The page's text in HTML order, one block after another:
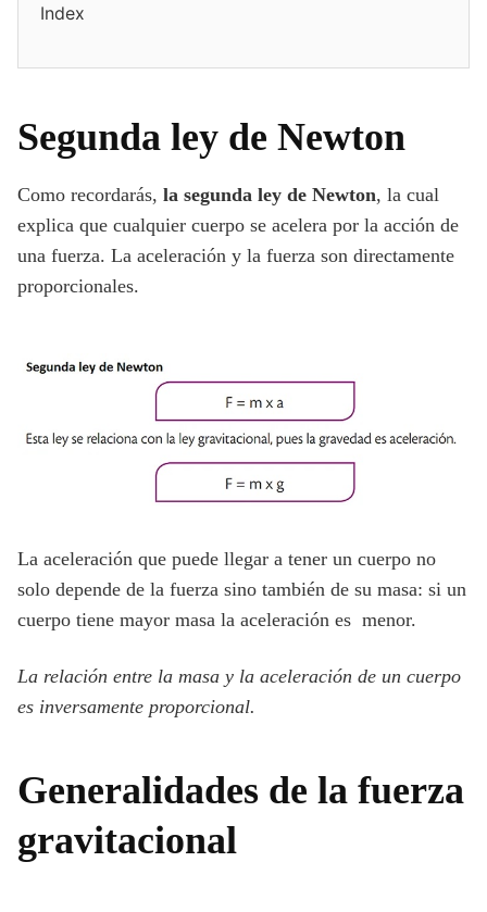
Index
Segunda ley de Newton
Como recordarás, la segunda ley de Newton, la cual
explica que cualquier cuerpo se acelera por la acción de
una fuerza. La aceleración y la fuerza son directamente
proporcionales.
La aceleración que puede llegar a tener un cuerpo no
solo depende de la fuerza sino también de su masa: si un
cuerpo tiene mayor masa la aceleración es menor.
La relación entre la masa y la aceleración de un cuerpo
es inversamente proporcional.
Generalidades de la fuerza
gravitacional